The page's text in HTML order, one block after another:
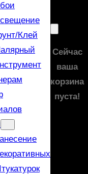
Клей
Сейчас
ваша
корзина
пуста!